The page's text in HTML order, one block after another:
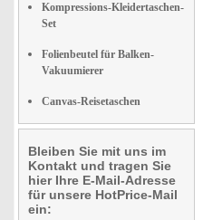
Kompressions-Kleidertaschen-
Set
Folienbeutel für Balken-
Vakuumierer
Canvas-Reisetaschen
Bleiben Sie mit uns im
Kontakt und tragen Sie
hier Ihre E-Mail-Adresse
für unsere HotPrice-Mail
ein: